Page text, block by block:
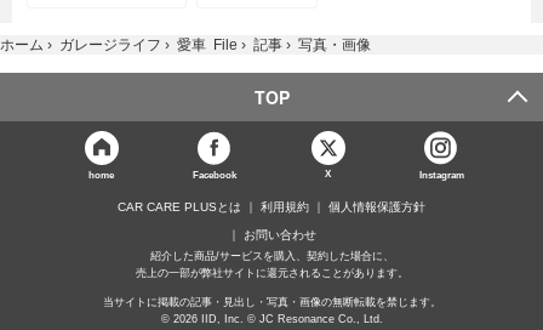
ホーム › ガレージライフ › 愛車 File › 記事 › 写真・画像
TOP
home Facebook X Instagram
CAR CARE PLUSとは 利用規約 個人情報保護方針
お問い合わせ
紹介した商品/サービスを購入、契約した場合に、
売上の一部が弊社サイトに還元されることがあります。
当サイトに掲載の記事・見出し・写真・画像の無断転載を禁じます。
© 2026 IID, Inc. © JC Resonance Co., Ltd.